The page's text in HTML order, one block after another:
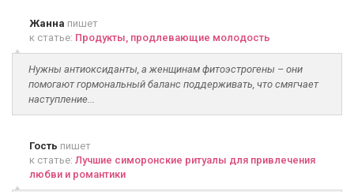
Жанна пишет
к статье: Продукты, продлевающие молодость
Нужны антиоксиданты, а женщинам фитоэстрогены – они
помогают гормональный баланс поддерживать, что смягчает
наступление...
Гость пишет
к статье: Лучшие симоронские ритуалы для привлечения
любви и романтики